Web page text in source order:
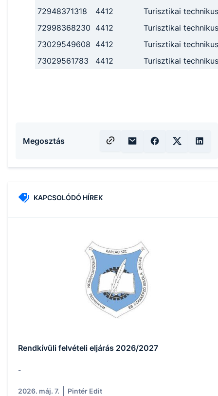
72948371318
4412
Turisztikai technikus
72998368230 4412
Turisztikai technikus
73029549608 4412
Turisztikai technikus
73029561783
4412 Turisztikai technikus
Megosztás
KAPCSOLÓDÓ HÍREK
Rendkívüli felvételi eljárás 2026/2027
-
2026. máj. 7. Pintér Edit